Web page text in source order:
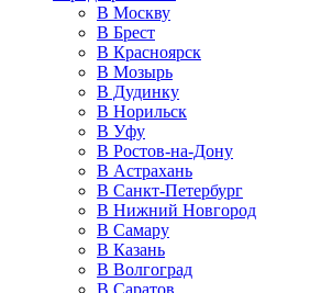
В Москву
В Брест
В Красноярск
В Мозырь
В Дудинку
В Норильск
В Уфу
В Ростов-на-Дону
В Астрахань
В Санкт-Петербург
В Нижний Новгород
В Самару
В Казань
В Волгоград
В Саратов